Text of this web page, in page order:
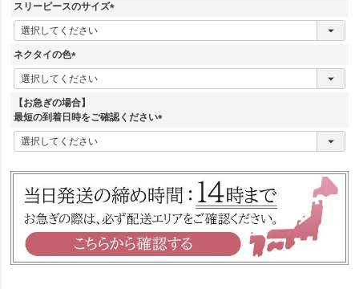
)
スリーピースのサイズ
(
必
)
ネクタイの色
(
必
須
)
【お急ぎの場合】
最短の到着日時をご確認ください
(
必